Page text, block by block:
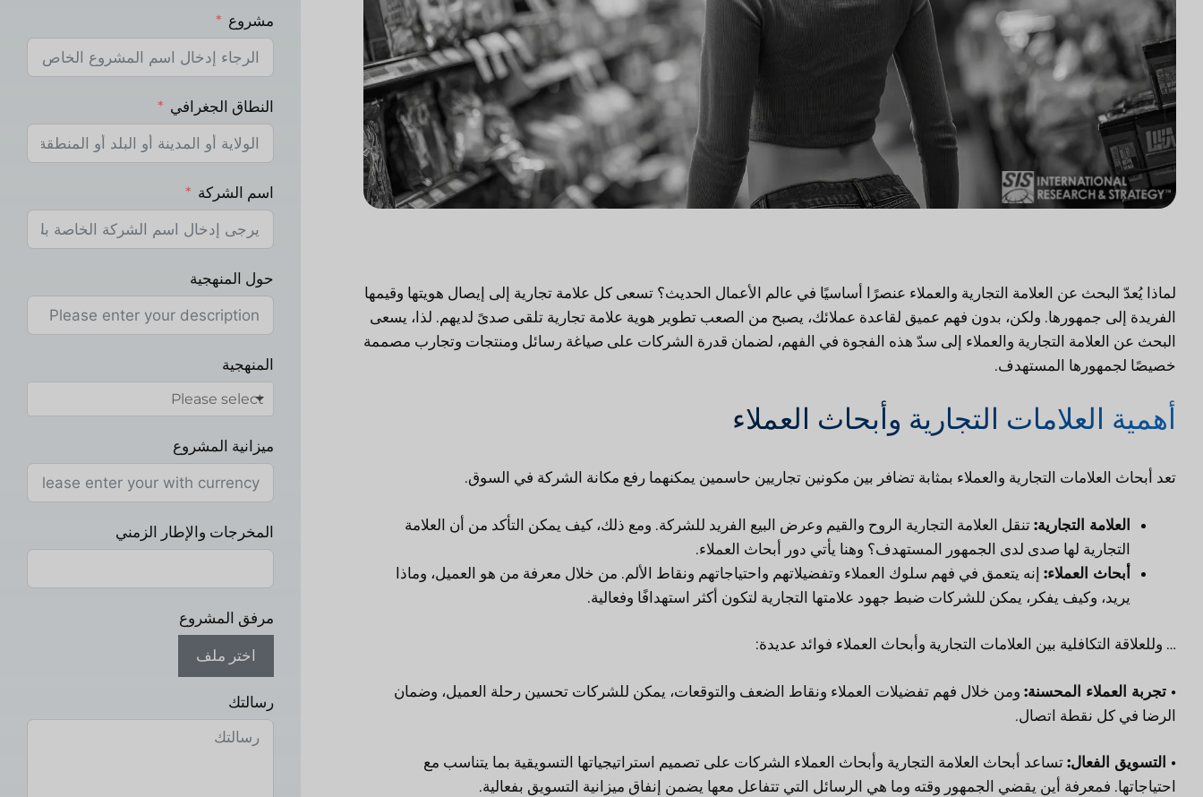
لماذا يُعدّ البحث عن العلامة التجارية والعملاء عنصرًا أساسيًا في عالم الأعمال الحديث؟ تسعى كل علامة تجارية إلى إيصال هويتها وقيمها
الفريدة إلى جمهورها. ولكن، بدون فهم عميق لقاعدة عملائك، يصبح من الصعب تطوير هوية علامة تجارية تلقى صدىً لديهم. لذا، يسعى
البحث عن العلامة التجارية والعملاء إلى سدّ هذه الفجوة في الفهم، لضمان قدرة الشركات على صياغة رسائل ومنتجات وتجارب مصممة
خصيصًا لجمهورها المستهدف.
أهمية العلامات التجارية وأبحاث العملاء
تعد أبحاث العلامات التجارية والعملاء بمثابة تضافر بين مكونين تجاريين حاسمين يمكنهما رفع مكانة الشركة في السوق.
العلامة التجارية: تنقل العلامة التجارية الروح والقيم وعرض البيع الفريد للشركة. ومع ذلك، كيف يمكن التأكد من أن العلامة
التجارية لها صدى لدى الجمهور المستهدف؟ وهنا يأتي دور أبحاث العملاء.
أبحاث العملاء: إنه يتعمق في فهم سلوك العملاء وتفضيلاتهم واحتياجاتهم ونقاط الألم. من خلال معرفة من هو العميل، وماذا
يريد، وكيف يفكر، يمكن للشركات ضبط جهود علامتها التجارية لتكون أكثر استهدافًا وفعالية.
… وللعلاقة التكافلية بين العلامات التجارية وأبحاث العملاء فوائد عديدة:
• تجربة العملاء المحسنة: ومن خلال فهم تفضيلات العملاء ونقاط الضعف والتوقعات، يمكن للشركات تحسين رحلة العميل، وضمان
الرضا في كل نقطة اتصال.
• التسويق الفعال: تساعد أبحاث العلامة التجارية وأبحاث العملاء الشركات على تصميم استراتيجياتها التسويقية بما يتناسب مع
احتياجاتها. فمعرفة أين يقضي الجمهور وقته وما هي الرسائل التي تتفاعل معها يضمن إنفاق ميزانية التسويق بفعالية.
مشروع
النطاق الجغرافي
اسم الشركة
حول المنهجية
المنهجية
ميزانية المشروع
المخرجات والإطار الزمني
مرفق المشروع
اختر ملف
رسالتك